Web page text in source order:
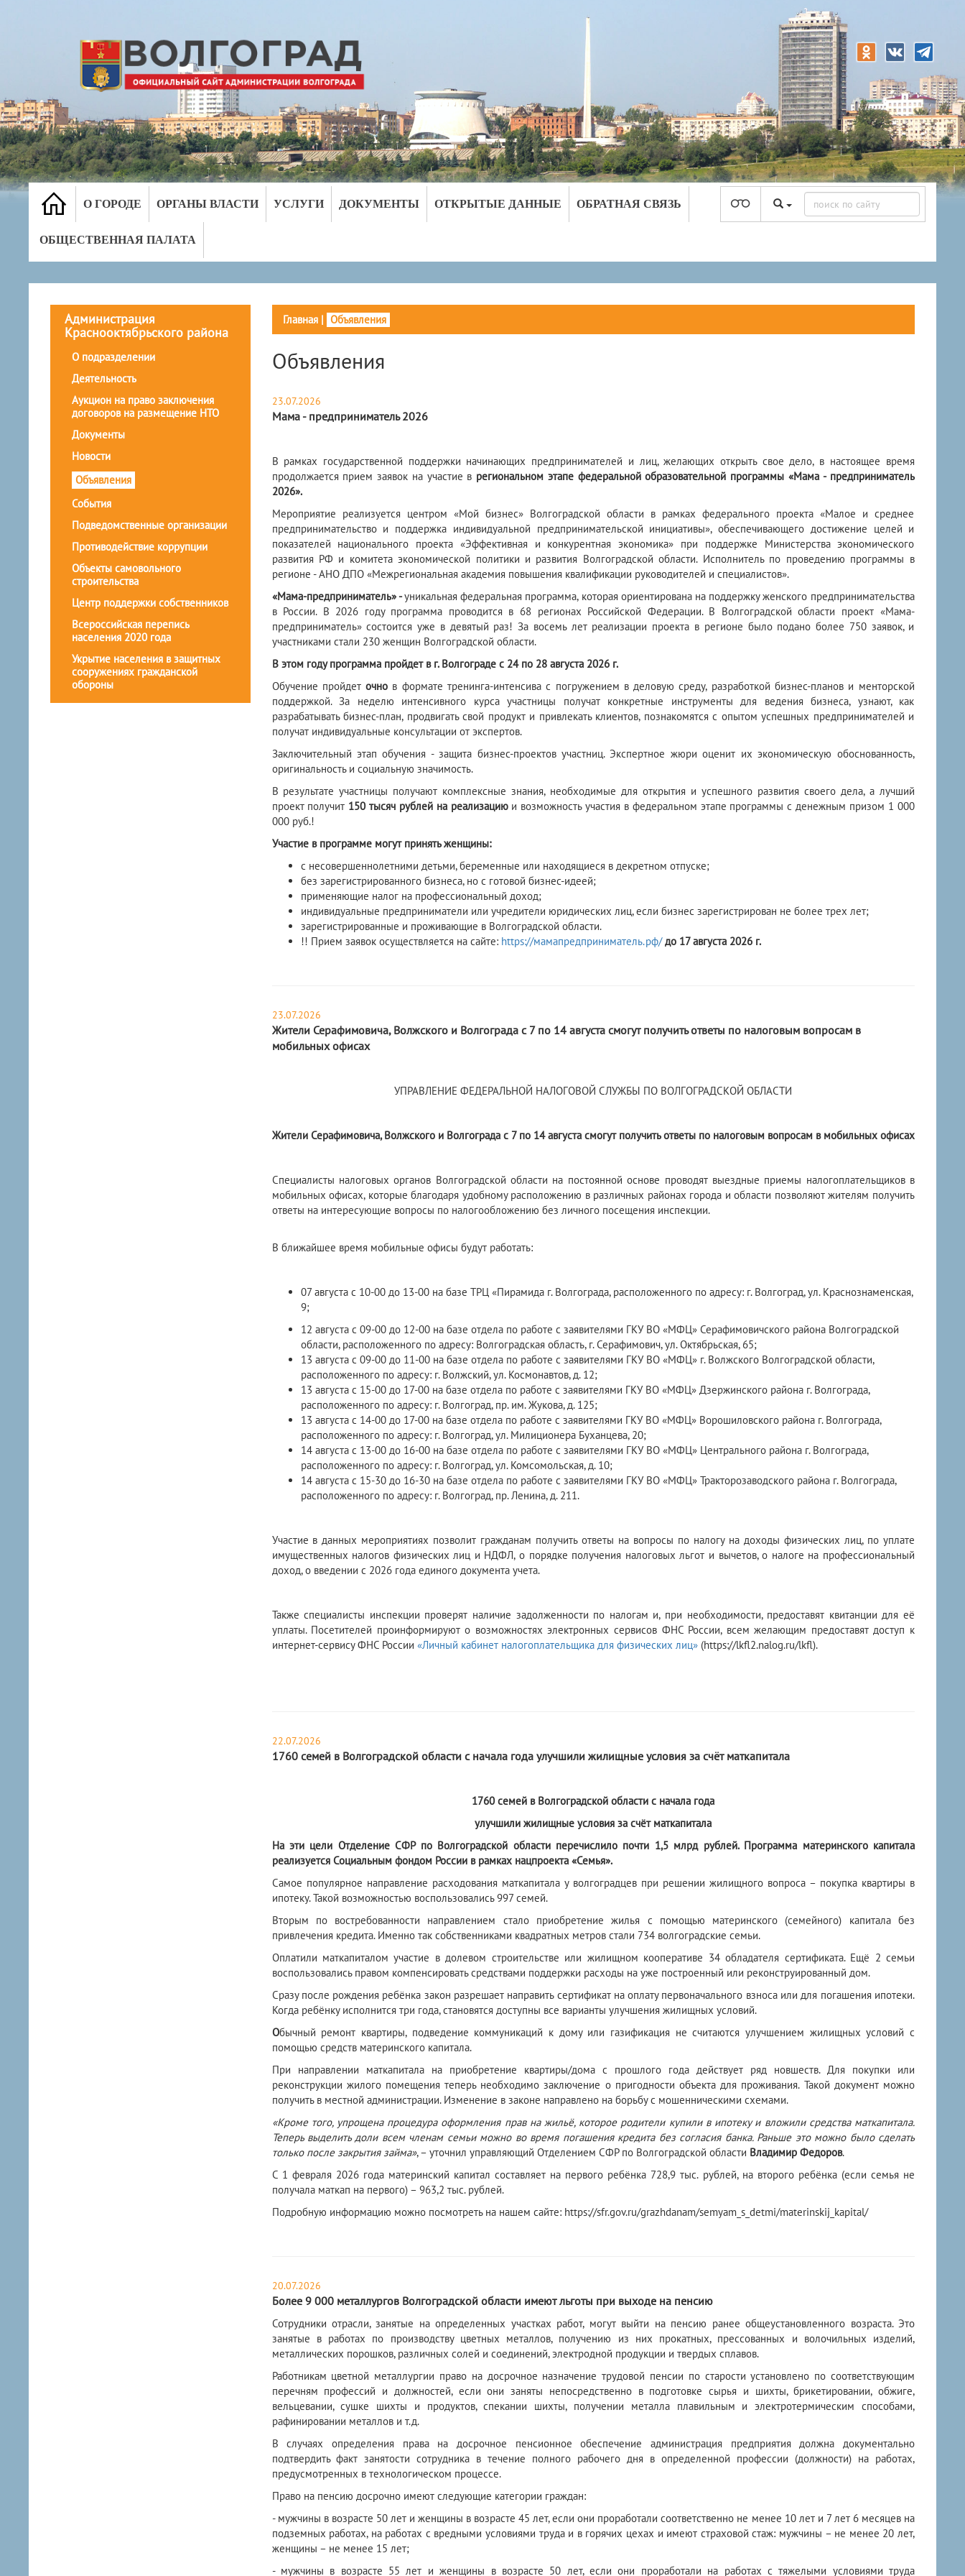
О ГОРОДЕ ОРГАНЫ ВЛАСТИ УСЛУГИ ДОКУМЕНТЫ ОТКРЫТЫЕ ДАННЫЕ ОБРАТНАЯ СВЯЗЬ
ОБЩЕСТВЕННАЯ ПАЛАТА
Администрация
Краснооктябрьского района
О подразделении
Деятельность
Аукцион на право заключения
договоров на размещение НТО
Документы
Новости
Объявления
События
Подведомственные организации
Противодействие коррупции
Объекты самовольного
строительства
Центр поддержки собственников
Всероссийская перепись
населения 2020 года
Укрытие населения в защитных
сооружениях гражданской
обороны
Главная| Объявления
Объявления
23.07.2026
Мама - предприниматель 2026
В рамках государственной поддержки начинающих предпринимателей и лиц, желающих открыть свое дело, в настоящее время
продолжается прием заявок на участие в региональном этапе федеральной образовательной программы «Мама - предприниматель
2026».
Мероприятие реализуется центром «Мой бизнес» Волгоградской области в рамках федерального проекта «Малое и среднее
предпринимательство и поддержка индивидуальной предпринимательской инициативы», обеспечивающего достижение целей и
показателей национального проекта «Эффективная и конкурентная экономика» при поддержке Министерства экономического
развития РФ и комитета экономической политики и развития Волгоградской области. Исполнитель по проведению программы в
регионе - АНО ДПО «Межрегиональная академия повышения квалификации руководителей и специалистов».
«Мама-предприниматель» -уникальная федеральная программа, которая ориентирована на поддержку женского предпринимательства
в России. В 2026 году программа проводится в 68 регионах Российской Федерации. В Волгоградской области проект «Мама-
предприниматель» состоится уже в девятый раз! За восемь лет реализации проекта в регионе было подано более 750 заявок, и
участниками стали 230 женщин Волгоградской области.
В этом году программа пройдет в г. Волгограде с 24 по 28 августа 2026 г.
Обучение пройдеточно в формате тренинга-интенсива с погружением в деловую среду, разработкой бизнес-планов и менторской
поддержкой. За неделю интенсивного курса участницы получат конкретные инструменты для ведения бизнеса, узнают, как
разрабатывать бизнес-план, продвигать свой продукт и привлекать клиентов, познакомятся с опытом успешных предпринимателей и
получат индивидуальные консультации от экспертов.
Заключительный этап обучения - защита бизнес-проектов участниц. Экспертное жюри оценит их экономическую обоснованность,
оригинальность и социальную значимость.
В результате участницы получают комплексные знания, необходимые для открытия и успешного развития своего дела, а лучший
проект получит 150 тысяч рублей на реализацию и возможность участия в федеральном этапе программы с денежным призом 1 000
000 руб.!
Участие в программе могут принять женщины:
с несовершеннолетними детьми, беременные или находящиеся в декретном отпуске;
без зарегистрированного бизнеса, но с готовой бизнес-идеей;
применяющие налог на профессиональный доход;
индивидуальные предприниматели или учредители юридических лиц, если бизнес зарегистрирован не более трех лет;
зарегистрированные и проживающие в Волгоградской области.
!! Прием заявок осуществляется на сайте: https://мамапредприниматель.рф/ до 17 августа 2026 г.
23.07.2026
Жители Серафимовича, Волжского и Волгограда с 7 по 14 августа смогут получить ответы по налоговым вопросам в
мобильных офисах
УПРАВЛЕНИЕ ФЕДЕРАЛЬНОЙ НАЛОГОВОЙ СЛУЖБЫ ПО ВОЛГОГРАДСКОЙ ОБЛАСТИ
Жители Серафимовича, Волжского и Волгограда с 7 по 14 августа смогут получить ответы по налоговым вопросам в мобильных офисах
Специалисты налоговых органов Волгоградской области на постоянной основе проводят выездные приемы налогоплательщиков в
мобильных офисах, которые благодаря удобному расположению в различных районах города и области позволяют жителям получить
ответы на интересующие вопросы по налогообложению без личного посещения инспекции.
В ближайшее время мобильные офисы будут работать:
07 августа с 10-00 до 13-00 на базе ТРЦ «Пирамида г. Волгограда, расположенного по адресу: г. Волгоград, ул. Краснознаменская,
9;
12 августа с 09-00 до 12-00 на базе отдела по работе с заявителями ГКУ ВО «МФЦ» Серафимовичского района Волгоградской
области, расположенного по адресу: Волгоградская область, г. Серафимович, ул. Октябрьская, 65;
13 августа с 09-00 до 11-00 на базе отдела по работе с заявителями ГКУ ВО «МФЦ» г. Волжского Волгоградской области,
расположенного по адресу: г. Волжский, ул. Космонавтов, д. 12;
13 августа с 15-00 до 17-00 на базе отдела по работе с заявителями ГКУ ВО «МФЦ» Дзержинского района г. Волгограда,
расположенного по адресу: г. Волгоград, пр. им. Жукова, д. 125;
13 августа с 14-00 до 17-00 на базе отдела по работе с заявителями ГКУ ВО «МФЦ» Ворошиловского района г. Волгограда,
расположенного по адресу: г. Волгоград, ул. Милиционера Буханцева, 20;
14 августа с 13-00 до 16-00 на базе отдела по работе с заявителями ГКУ ВО «МФЦ» Центрального района г. Волгограда,
расположенного по адресу: г. Волгоград, ул. Комсомольская, д. 10;
14 августа с 15-30 до 16-30 на базе отдела по работе с заявителями ГКУ ВО «МФЦ» Тракторозаводского района г. Волгограда,
расположенного по адресу: г. Волгоград, пр. Ленина, д. 211.
Участие в данных мероприятиях позволит гражданам получить ответы на вопросы по налогу на доходы физических лиц, по уплате
имущественных налогов физических лиц и НДФЛ, о порядке получения налоговых льгот и вычетов, о налоге на профессиональный
доход, о введении с 2026 года единого документа учета.
Также специалисты инспекции проверят наличие задолженности по налогам и, при необходимости, предоставят квитанции для её
уплаты. Посетителей проинформируют о возможностях электронных сервисов ФНС России, всем желающим предоставят доступ к
интернет-сервису ФНС России «Личный кабинет налогоплательщика для физических лиц»(https://lkfl2.nalog.ru/lkfl).
22.07.2026
1760 семей в Волгоградской области с начала года улучшили жилищные условия за счёт маткапитала
1760 семей в Волгоградской области с начала года
улучшили жилищные условия за счёт маткапитала
На эти цели Отделение СФР по Волгоградской области перечислило почти 1,5 млрд рублей. Программа материнского капитала
реализуется Социальным фондом России в рамках нацпроекта «Семья».
Самое популярное направление расходования маткапитала у волгоградцев при решении жилищного вопроса – покупка квартиры в
ипотеку. Такой возможностью воспользовались 997 семей.
Вторым по востребованности направлением стало приобретение жилья с помощью материнского (семейного) капитала без
привлечения кредита. Именно так собственниками квадратных метров стали 734 волгоградские семьи.
Оплатили маткапиталом участие в долевом строительстве или жилищном кооперативе 34 обладателя сертификата. Ещё 2 семьи
воспользовались правом компенсировать средствами поддержки расходы на уже построенный или реконструированный дом.
Сразу после рождения ребёнка закон разрешает направить сертификат на оплату первоначального взноса или для погашения ипотеки.
Когда ребёнку исполнится три года, становятся доступны все варианты улучшения жилищных условий.
Обычный ремонт квартиры, подведение коммуникаций к дому или газификация не считаются улучшением жилищных условий с
помощью средств материнского капитала.
При направлении маткапитала на приобретение квартиры/дома с прошлого года действует ряд новшеств. Для покупки или
реконструкции жилого помещения теперь необходимо заключение о пригодности объекта для проживания. Такой документ можно
получить в местной администрации. Изменение в законе направлено на борьбу с мошенническими схемами.
«Кроме того, упрощена процедура оформления прав на жильё, которое родители купили в ипотеку и вложили средства маткапитала.
Теперь выделить доли всем членам семьи можно во время погашения кредита без согласия банка. Раньше это можно было сделать
только после закрытия займа», – уточнил управляющий Отделением СФР по Волгоградской области Владимир Федоров.
С 1 февраля 2026 года материнский капитал составляет на первого ребёнка 728,9 тыс. рублей, на второго ребёнка (если семья не
получала маткап на первого) – 963,2 тыс. рублей.
Подробную информацию можно посмотреть на нашем сайте: https://sfr.gov.ru/grazhdanam/semyam_s_detmi/materinskij_kapital/
20.07.2026
Более 9 000 металлургов Волгоградской области имеют льготы при выходе на пенсию
Сотрудники отрасли, занятые на определенных участках работ, могут выйти на пенсию ранее общеустановленного возраста. Это
занятые в работах по производству цветных металлов, получению из них прокатных, прессованных и волочильных изделий,
металлических порошков, различных солей и соединений, электродной продукции и твердых сплавов.
Работникам цветной металлургии право на досрочное назначение трудовой пенсии по старости установлено по соответствующим
перечням профессий и должностей, если они заняты непосредственно в подготовке сырья и шихты, брикетировании, обжиге,
вельцевании, сушке шихты и продуктов, спекании шихты, получении металла плавильным и электротермическим способами,
рафинировании металлов и т.д.
В случаях определения права на досрочное пенсионное обеспечение администрация предприятия должна документально
подтвердить факт занятости сотрудника в течение полного рабочего дня в определенной профессии (должности) на работах,
предусмотренных в технологическом процессе.
Право на пенсию досрочно имеют следующие категории граждан:
- мужчины в возрасте 50 лет и женщины в возрасте 45 лет, если они проработали соответственно не менее 10 лет и 7 лет 6 месяцев на
подземных работах, на работах с вредными условиями труда и в горячих цехах и имеют страховой стаж: мужчины – не менее 20 лет,
женщины – не менее 15 лет;
- мужчины в возрасте 55 лет и женщины в возрасте 50 лет, если они проработали на работах с тяжелыми условиями труда